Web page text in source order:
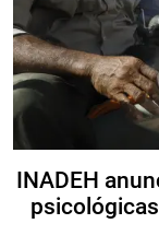
INADEH